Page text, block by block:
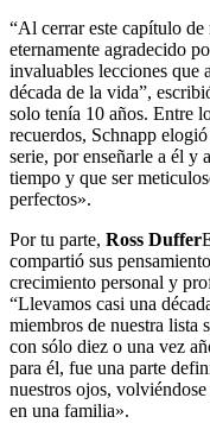
“Al cerrar este capítulo
eternamente agradecido
invaluables lecciones que
década de la vida”,
solo tenía 10 años. Entre
recuerdos, Schnapp
serie, por enseñarle a él y
tiempo y que ser
perfectos».
Por tu parte, Ross Duffer
compartió sus
crecimiento personal y
“Llevamos casi una
miembros de nuestra lista
con sólo diez o una vez
para él, fue una parte
nuestros ojos,
en una familia».